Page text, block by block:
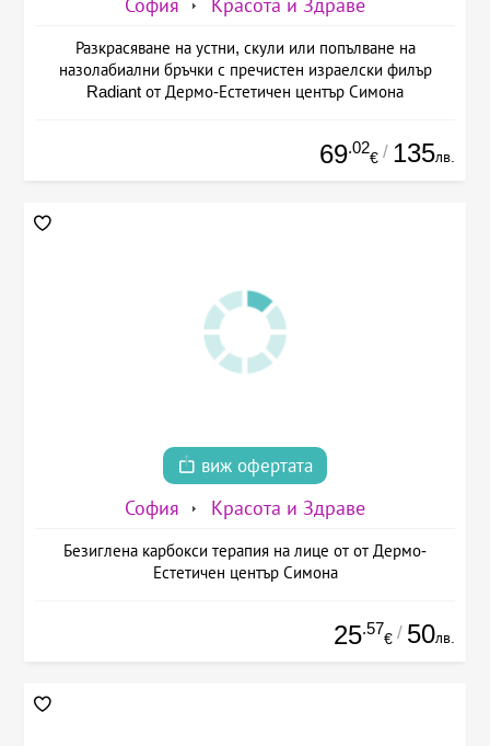
София Красота и Здраве
Разкрасяване на устни, скули или попълване на
назолабиални бръчки с пречистен израелски филър
Radiant от Дермо-Естетичен център Симона
69.02
€ / 135лв.
виж офертата
София Красота и Здраве
Безиглена карбокси терапия на лице от от Дермо-
Естетичен център Симона
25.57
€ / 50лв.